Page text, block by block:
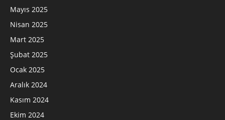
Mayıs 2025
Nisan 2025
Mart 2025
Şubat 2025
Ocak 2025
Aralık 2024
Kasım 2024
Ekim 2024